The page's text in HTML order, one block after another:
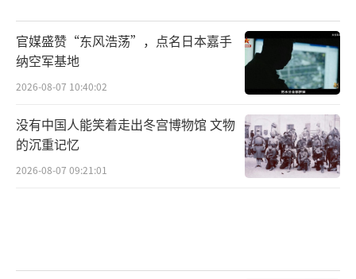
官媒盛赞“东风浩荡”，点名日本嘉手
纳空军基地
2026-08-07 10:40:02
没有中国人能笑着走出冬宫博物馆 文物
的沉重记忆
2026-08-07 09:21:01